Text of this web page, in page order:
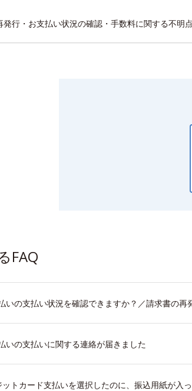
発行・お支払い状況の確認・手数料に関する不明点
FAQ
いの支払い状況を確認できますか？／請求書の再
いの支払いに関する連絡が届きました
ットカード支払いを選択したのに、振込用紙が入